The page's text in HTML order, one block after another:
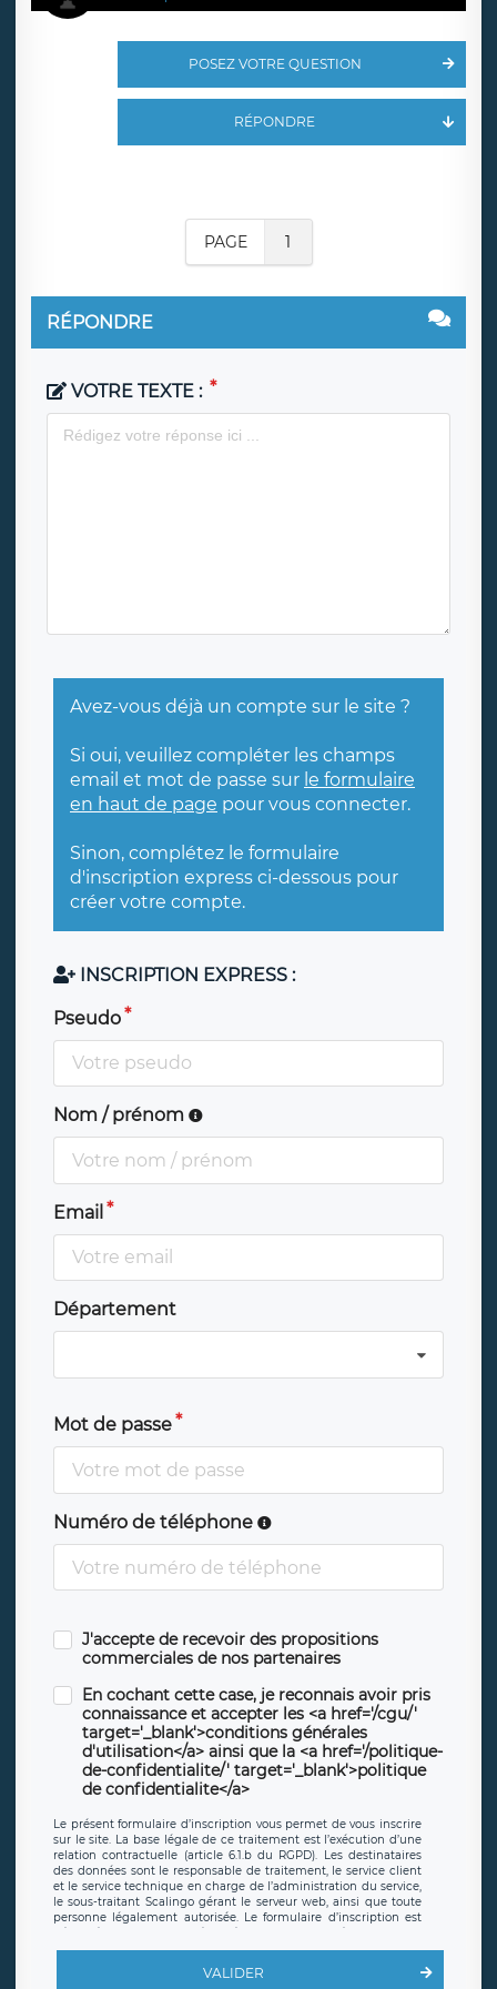
POSEZ VOTRE QUESTION
RÉPONDRE
PAGE 1
RÉPONDRE
VOTRE TEXTE :
Avez-vous déjà un compte sur le site ?
Si oui, veuillez compléter les champs
email et mot de passe sur le formulaire
en haut de page pour vous connecter.
Sinon, complétez le formulaire
d'inscription express ci-dessous pour
créer votre compte.
INSCRIPTION EXPRESS :
Pseudo
Nom / prénom
Email
Département
Mot de passe
Numéro de téléphone
J'accepte de recevoir des propositions
commerciales de nos partenaires
En cochant cette case, je reconnais avoir pris
connaissance et accepter les <a href='/cgu/'
target='_blank'>conditions générales
d'utilisation</a> ainsi que la <a href='/politique-
de-confidentialite/' target='_blank'>politique
de confidentialite</a>
Le présent formulaire d’inscription vous permet de vous inscrire
sur le site. La base légale de ce traitement est l’exécution d’une
relation contractuelle (article 6.1.b du RGPD). Les destinataires
des données sont le responsable de traitement, le service client
et le service technique en charge de l’administration du service,
le sous-traitant Scalingo gérant le serveur web, ainsi que toute
personne légalement autorisée. Le formulaire d’inscription est
offrant desclauses de protection conformes au RGPD. Les
en sollicite la suppression, étant entendu que vous pouvez
VALIDER